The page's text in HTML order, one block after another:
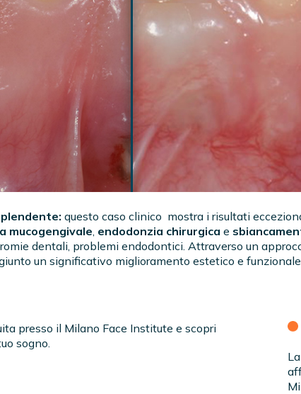
questo caso clinico mostra i risultati
mucogengivale endodonzia chirurgica e
dentali, problemi endodontici. Attraverso un
un significativo miglioramento estetico e
presso il Milano Face Institute e scopri
sogno.